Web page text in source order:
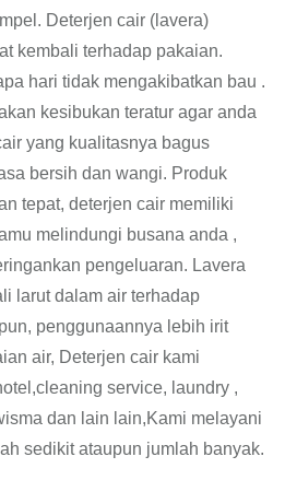
Deterjen cair (lavera)
kembali terhadap pakaian.
hari tidak mengakibatkan bau .
kesibukan teratur agar anda
yang kualitasnya bagus
bersih dan wangi. Produk
tepat, deterjen cair memiliki
melindungi busana anda ,
pengeluaran. Lavera
larut dalam air terhadap
penggunaannya lebih irit
air, Deterjen cair kami
service, laundry ,
dan lain lain,Kami melayani
sedikit ataupun jumlah banyak.